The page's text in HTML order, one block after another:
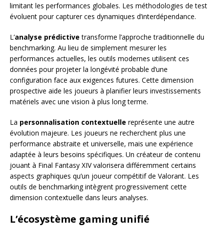
limitant les performances globales. Les méthodologies de test
évoluent pour capturer ces dynamiques d’interdépendance.
L’analyse prédictive transforme l’approche traditionnelle du
benchmarking. Au lieu de simplement mesurer les
performances actuelles, les outils modernes utilisent ces
données pour projeter la longévité probable d’une
configuration face aux exigences futures. Cette dimension
prospective aide les joueurs à planifier leurs investissements
matériels avec une vision à plus long terme.
La personnalisation contextuelle représente une autre
évolution majeure. Les joueurs ne recherchent plus une
performance abstraite et universelle, mais une expérience
adaptée à leurs besoins spécifiques. Un créateur de contenu
jouant à Final Fantasy XIV valorisera différemment certains
aspects graphiques qu’un joueur compétitif de Valorant. Les
outils de benchmarking intègrent progressivement cette
dimension contextuelle dans leurs analyses.
L’écosystème gaming unifié